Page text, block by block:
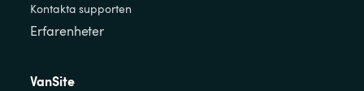
Kontakta supporten
Erfarenheter
VanSite